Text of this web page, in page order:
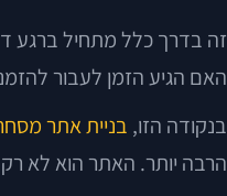
זה בדרך כלל מתחיל ברגע
האם הגיע הזמן לעבור
בנקודה הזו, בניית אתר
הרבה יותר. האתר הוא לא